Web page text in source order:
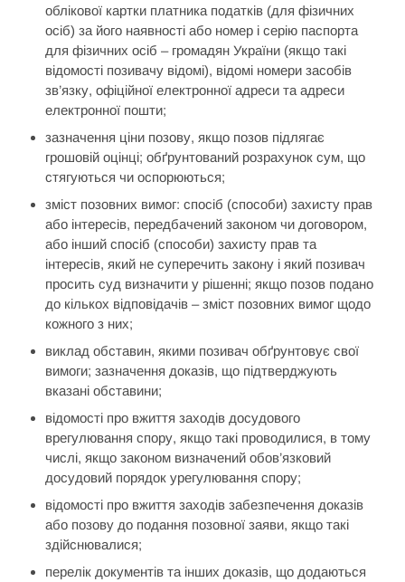
облікової картки платника податків (для фізичних
осіб) за його наявності або номер і серію паспорта
для фізичних осіб – громадян України (якщо такі
відомості позивачу відомі), відомі номери засобів
зв’язку, офіційної електронної адреси та адреси
електронної пошти;
зазначення ціни позову, якщо позов підлягає
грошовій оцінці; обґрунтований розрахунок сум, що
стягуються чи оспорюються;
зміст позовних вимог: спосіб (способи) захисту прав
або інтересів, передбачений законом чи договором,
або інший спосіб (способи) захисту прав та
інтересів, який не суперечить закону і який позивач
просить суд визначити у рішенні; якщо позов подано
до кількох відповідачів – зміст позовних вимог щодо
кожного з них;
виклад обставин, якими позивач обґрунтовує свої
вимоги; зазначення доказів, що підтверджують
вказані обставини;
відомості про вжиття заходів досудового
врегулювання спору, якщо такі проводилися, в тому
числі, якщо законом визначений обов’язковий
досудовий порядок урегулювання спору;
відомості про вжиття заходів забезпечення доказів
або позову до подання позовної заяви, якщо такі
здійснювалися;
перелік документів та інших доказів, що додаються